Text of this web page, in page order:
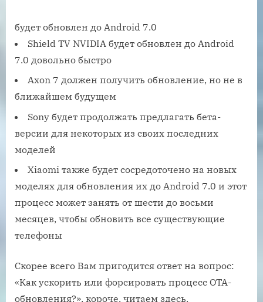
будет обновлен до Android 7.0
Shield TV NVIDIA будет обновлен до Android
7.0 довольно быстро
Axon 7 должен получить обновление, но не в
ближайшем будущем
Sony будет продолжать предлагать бета-
версии для некоторых из своих последних
моделей
Xiaomi также будет сосредоточено на новых
моделях для обновления их до Android 7.0 и этот
процесс может занять от шести до восьми
месяцев, чтобы обновить все существующие
телефоны
Скорее всего Вам пригодится ответ на вопрос:
«Как ускорить или форсировать процесс ОТА-
обновления?», короче, читаем здесь.